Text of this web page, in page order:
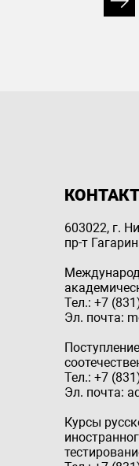
603022, г.
пр-т
Тел.: +7
Эл. почта:
Тел.: +7
Эл. почта:
Курсы